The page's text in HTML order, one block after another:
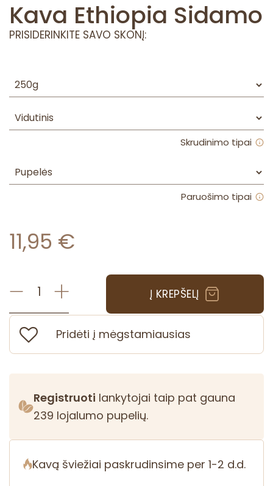
Kava Ethiopia Sidamo
PRISIDERINKITE SAVO SKONĮ:
Skrudinimo tipai
Paruošimo tipai
11,95 €
r
d
Į KREPŠELĮ
Pridėti į mėgstamiausias
Registruoti lankytojai taip pat gauna
239 lojalumo pupelių.
Kavą šviežiai paskrudinsime per 1-2 d.d.